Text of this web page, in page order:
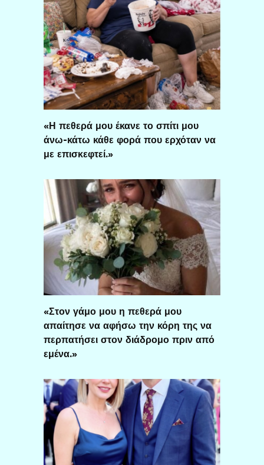
«Η πεθερά μου έκανε το σπίτι μου
άνω-κάτω κάθε φορά που ερχόταν να
με επισκεφτεί.»
«Στον γάμο μου η πεθερά μου
απαίτησε να αφήσω την κόρη της να
περπατήσει στον διάδρομο πριν από
εμένα.»